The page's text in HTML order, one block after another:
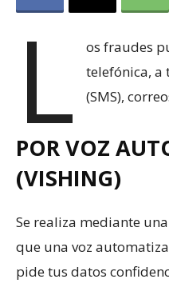
L
os fraudes
telefónica, a
(SMS),
POR VOZ
(VISHING)
Se realiza mediante
que una voz
pide tus datos